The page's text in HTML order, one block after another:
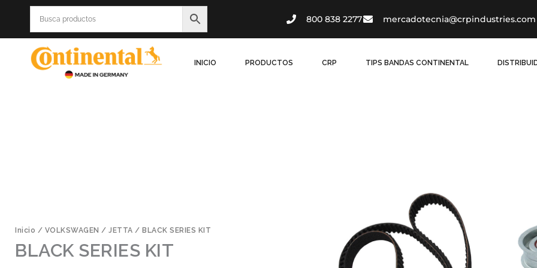
800 838 2277 mercadotecnia@crpindustries.com
INICIO PRODUCTOS CRP TIPS BANDAS CONTINENTAL
Inicio / VOLKSWAGEN / JETTA / BLACK SERIES KIT
BLACK SERIES KIT